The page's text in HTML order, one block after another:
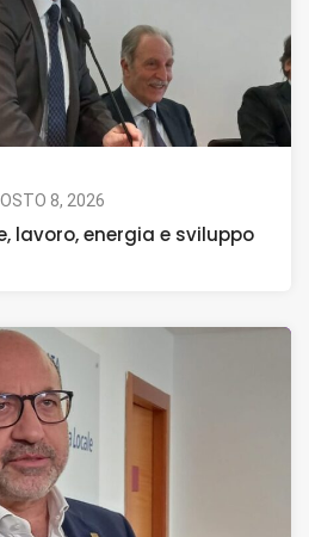
8, 2026
lavoro, energia e sviluppo